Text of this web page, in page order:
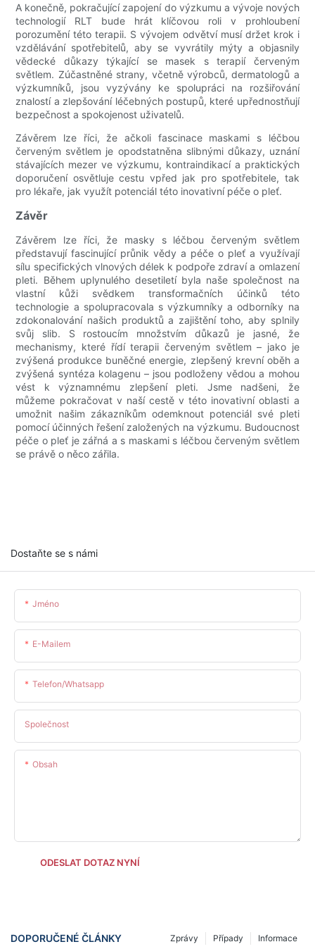
A konečně, pokračující zapojení do výzkumu a vývoje nových
technologií RLT bude hrát klíčovou roli v prohloubení
porozumění této terapii. S vývojem odvětví musí držet krok i
vzdělávání spotřebitelů, aby se vyvrátily mýty a objasnily
vědecké důkazy týkající se masek s terapií červeným
světlem. Zúčastněné strany, včetně výrobců, dermatologů a
výzkumníků, jsou vyzývány ke spolupráci na rozšiřování
znalostí a zlepšování léčebných postupů, které upřednostňují
bezpečnost a spokojenost uživatelů.
Závěrem lze říci, že ačkoli fascinace maskami s léčbou
červeným světlem je opodstatněna slibnými důkazy, uznání
stávajících mezer ve výzkumu, kontraindikací a praktických
doporučení osvětluje cestu vpřed jak pro spotřebitele, tak
pro lékaře, jak využít potenciál této inovativní péče o pleť.
Závěr
Závěrem lze říci, že masky s léčbou červeným světlem
představují fascinující průnik vědy a péče o pleť a využívají
sílu specifických vlnových délek k podpoře zdraví a omlazení
pleti. Během uplynulého desetiletí byla naše společnost na
vlastní kůži svědkem transformačních účinků této
technologie a spolupracovala s výzkumníky a odborníky na
zdokonalování našich produktů a zajištění toho, aby splnily
svůj slib. S rostoucím množstvím důkazů je jasné, že
mechanismy, které řídí terapii červeným světlem – jako je
zvýšená produkce buněčné energie, zlepšený krevní oběh a
zvýšená syntéza kolagenu – jsou podloženy vědou a mohou
vést k významnému zlepšení pleti. Jsme nadšeni, že
můžeme pokračovat v naší cestě v této inovativní oblasti a
umožnit našim zákazníkům odemknout potenciál své pleti
pomocí účinných řešení založených na výzkumu. Budoucnost
péče o pleť je zářná a s maskami s léčbou červeným světlem
se právě o něco zářila.
Dostaňte se s námi
Jméno
E-Mailem
Telefon/whatsapp
Společnost
Obsah
ODESLAT DOTAZ NYNÍ
DOPORUČENÉ ČLÁNKY Informace
Případy
Zprávy